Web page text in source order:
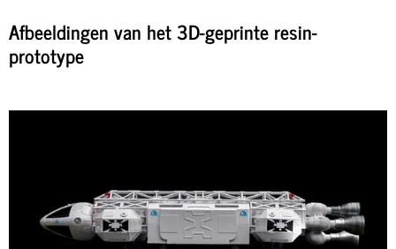
Afbeeldingen van het 3D-geprinte resin-
prototype